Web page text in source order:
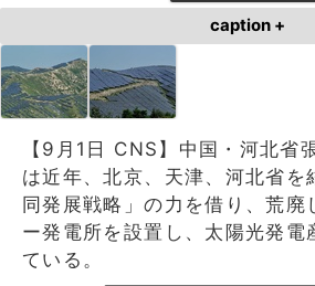
caption +
【9月1日 CNS】中国・河北省
は近年、北京、天津、河北省を
同発展戦略」の力を借り、荒廃
ー発電所を設置し、太陽光発電
ている。